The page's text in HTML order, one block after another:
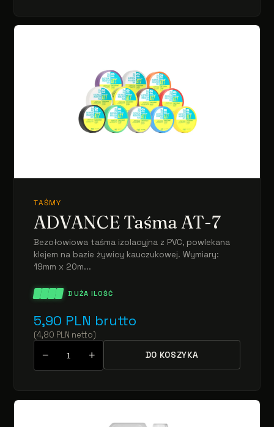
TAŚMY
ADVANCE Taśma AT-7
Bezołowiowa taśma izolacyjna z PVC, powlekana
klejem na bazie żywicy kauczukowej. Wymiary:
19mm x 20m...
DUŻA ILOŚĆ
5,90 PLN brutto
(4,80 PLN netto)
− + DO KOSZYKA